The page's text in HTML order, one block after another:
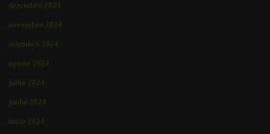
dezembro 2024
novembro 2024
setembro 2024
agosto 2024
julho 2024
junho 2024
maio 2024